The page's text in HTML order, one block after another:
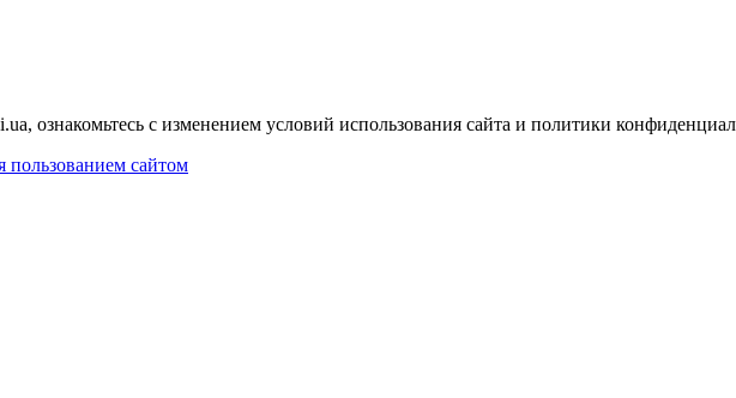
ознакомьтесь с изменением условий использования сайта и политики
пользованием сайтом